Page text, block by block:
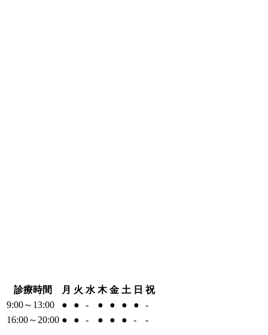
診療時間 月 火 水 木 金 土 日 祝
9:00～13:00
● ● - ● ● ● ●
-
16:00～20:00 ● ● - ● ● ● - -